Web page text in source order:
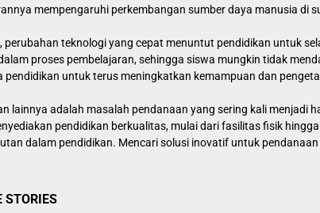
mempengaruhi perkembangan sumber daya manusia di
perubahan teknologi yang cepat menuntut pendidikan untuk
proses pembelajaran, sehingga siswa mungkin tidak
pendidikan untuk terus meningkatkan kemampuan dan
lainnya adalah masalah pendanaan yang sering kali menjadi
pendidikan berkualitas, mulai dari fasilitas fisik
dalam pendidikan. Mencari solusi inovatif untuk
STORIES